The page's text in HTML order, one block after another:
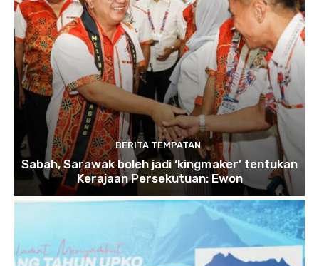
BERITA TEMPATAN
Sabah, Sarawak boleh jadi ‘kingmaker’ tentukan
Kerajaan Persekutuan: Ewon